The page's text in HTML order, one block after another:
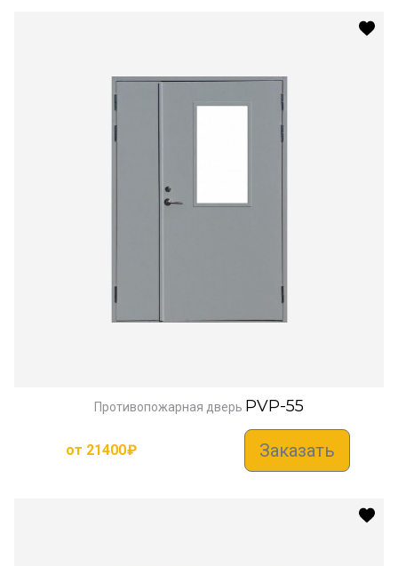
Противопожарная дверь PVP-55
от 21400₽ Заказать